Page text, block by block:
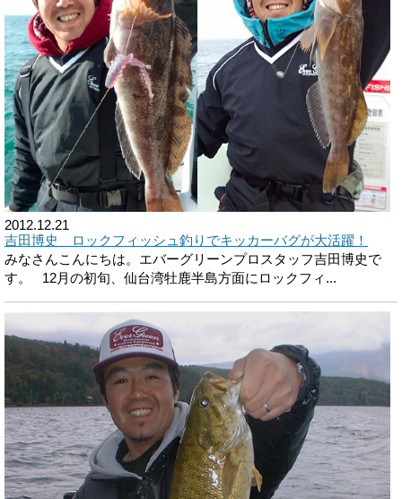
2012.12.21
吉田博史 ロックフィッシュ釣りでキッカーバグが大活躍！
みなさんこんにちは。エバーグリーンプロスタッフ吉田博史で
す。 12月の初旬、仙台湾牡鹿半島方面にロックフィ...